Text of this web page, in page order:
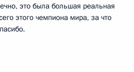
это была большая реальная
этого чемпиона мира, за что